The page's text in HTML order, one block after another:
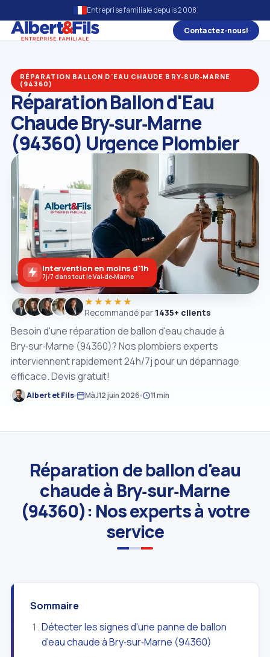
Entreprise familiale depuis 2008
Contactez‑nous!
RÉPARATION BALLON D'EAU CHAUDE BRY‑SUR‑MARNE
(94360)
Réparation Ballon d'Eau
Chaude Bry‑sur‑Marne
(94360) Urgence Plombier
Besoin d'une réparation de ballon d'eau chaude à
Bry‑sur‑Marne (94360)? Nos plombiers experts
interviennent rapidement 24h/7j pour un dépannage
efficace. Devis gratuit!
Albert et Fils MàJ12 juin 2026 11 min
★★★★★
Recommandé par 1435+ clients
Intervention en moins d'1h
7j/7 dans tout le Val‑de‑Marne
Réparation de ballon d'eau
chaude à Bry‑sur‑Marne
(94360): Nos experts à votre
service
Sommaire
Détecter les signes d'une panne de ballon
d'eau chaude à Bry‑sur‑Marne (94360)